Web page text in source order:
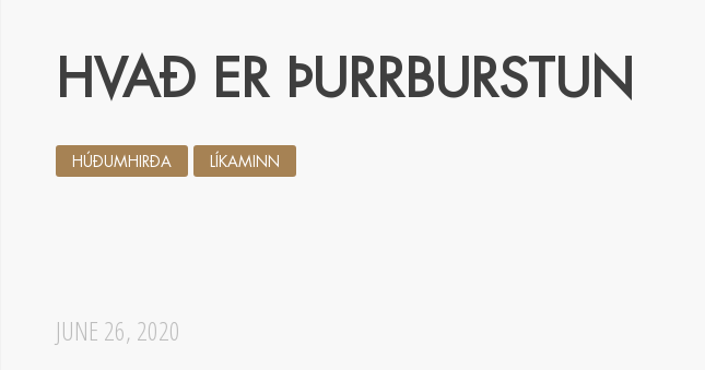
HVAÐ ER ÞURRBURSTUN
JUNE 26, 2020
HÚÐUMHIRÐA LÍKAMINN